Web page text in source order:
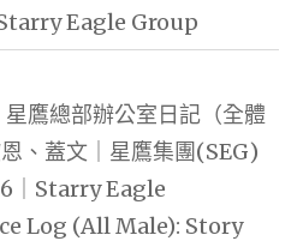
Eagle Group
鷹總部辦公室日記（全體
、蓋文｜星鷹集團(SEG)
｜Starry Eagle
Log (All Male): Story